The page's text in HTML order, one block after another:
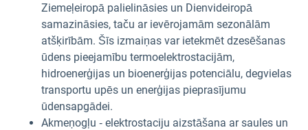
Ziemeļeiropā palielināsies un Dienvideiropā
samazināsies, taču ar ievērojamām sezonālām
atšķirībām. Šīs izmaiņas var ietekmēt dzesēšanas
ūdens pieejamību termoelektrostacijām,
hidroenerģijas un bioenerģijas potenciālu, degvielas
transportu upēs un enerģijas pieprasījumu
ūdensapgādei.
Akmeņogļu ‑ elektrostaciju aizstāšana ar saules un